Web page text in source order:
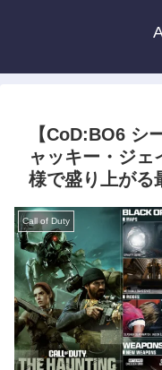
【CoD:BO6 シ
ャッキー・ジェ
様で盛り上がる
Call of Duty